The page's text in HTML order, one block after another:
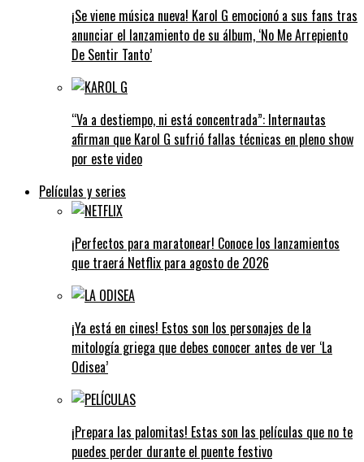
¡Se viene música nueva! Karol G emocionó a sus fans tras
anunciar el lanzamiento de su álbum, ‘No Me Arrepiento
De Sentir Tanto’
“Va a destiempo, ni está concentrada”: Internautas
afirman que Karol G sufrió fallas técnicas en pleno show
por este video
Películas y series
¡Perfectos para maratonear! Conoce los lanzamientos
que traerá Netflix para agosto de 2026
¡Ya está en cines! Estos son los personajes de la
mitología griega que debes conocer antes de ver ‘La
Odisea’
¡Prepara las palomitas! Estas son las películas que no te
puedes perder durante el puente festivo